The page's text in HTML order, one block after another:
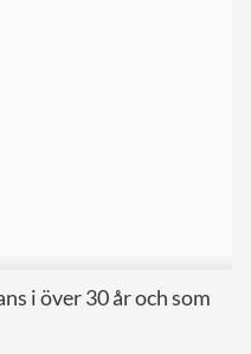
i över 30 år och som